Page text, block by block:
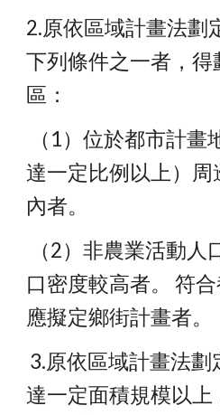
2.原依區域計畫法劃
下列條件之一者，
區：
達一定比例以上）
內者。
口密度較高者。 符
應擬定鄉街計畫者。
達一定面積規模以